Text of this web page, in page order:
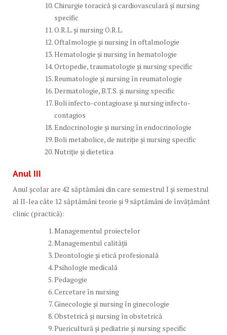
Chirurgie toracică și cardiovasculară și nursing
specific
O.R.L. și nursing O.R.L.
Oftalmologie și nursing în oftalmologie
Hematologie și nursing în hematologie
Ortopedie, traumatologie și nursing specific
Reumatologie și nursing în reumatologie
Dermatologie, B.T.S. și nursing specific
Boli infecto-contagioase și nursing infecto-
contagios
Endocrinologie și nursing în endocrinologie
Boli metabolice, de nutriție și nursing specific
Nutriție și dietetica
Anul III
Anul școlar are 42 săptămâni din care semestrul I şi semestrul
al II-lea câte 12 săptămâni teorie și 9 săptămâni de învăţământ
clinic (practică):
Managementul proiectelor
Managementul calității
Deontologie și etică profesională
Psihologie medicală
Pedagogie
Cercetare în nursing
Ginecologie și nursing în ginecologie
Obstetrică și nursing în obstetrică
Puericultură și pediatrie și nursing specific